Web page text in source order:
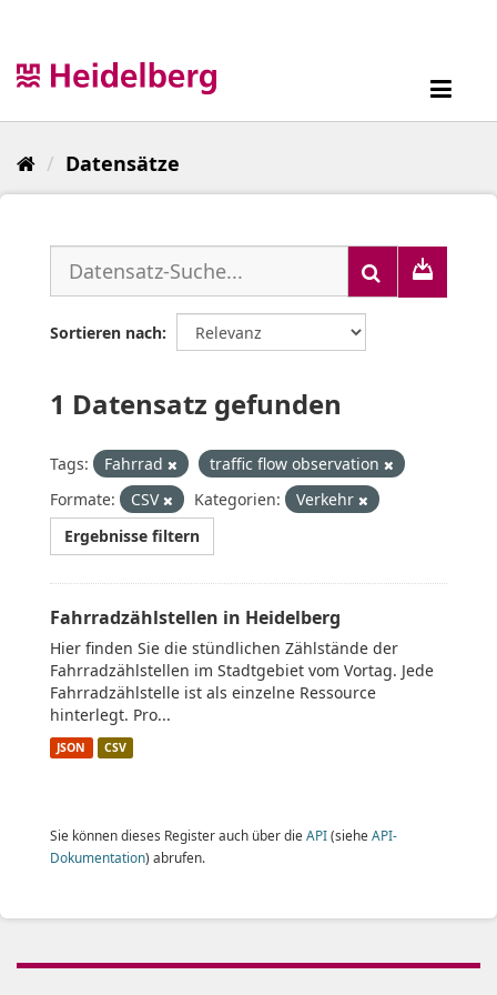
Datensätze
Sortieren nach
1 Datensatz gefunden
Tags: Fahrrad
traffic flow observation
Formate:
CSV Kategorien:
Verkehr
Ergebnisse filtern
Fahrradzählstellen in Heidelberg
Hier finden Sie die stündlichen Zählstände der
Fahrradzählstellen im Stadtgebiet vom Vortag. Jede
Fahrradzählstelle ist als einzelne Ressource
hinterlegt. Pro...
JSON CSV
Sie können dieses Register auch über die API(siehe API-
Dokumentation) abrufen.